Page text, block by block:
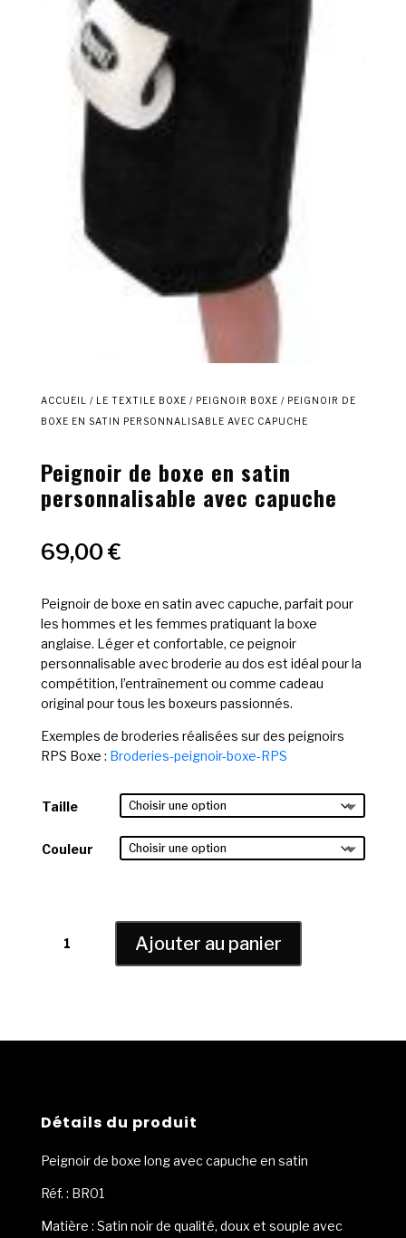
ACCUEIL / LE TEXTILE BOXE / PEIGNOIR BOXE / PEIGNOIR DE
BOXE EN SATIN PERSONNALISABLE AVEC CAPUCHE
Peignoir de boxe en satin
personnalisable avec capuche
69,00€
Peignoir de boxe en satin avec capuche, parfait pour
les hommes et les femmes pratiquant la boxe
anglaise. Léger et confortable, ce peignoir
personnalisable avec broderie au dos est idéal pour la
compétition, l’entraînement ou comme cadeau
original pour tous les boxeurs passionnés.
Exemples de broderies réalisées sur des peignoirs
RPS Boxe : Broderies-peignoir-boxe-RPS
Taille
Couleur
capuche
Ajouter au panier
Détails du produit
Peignoir de boxe long avec capuche en satin
Réf. : BR01
Matière : Satin noir de qualité, doux et souple avec